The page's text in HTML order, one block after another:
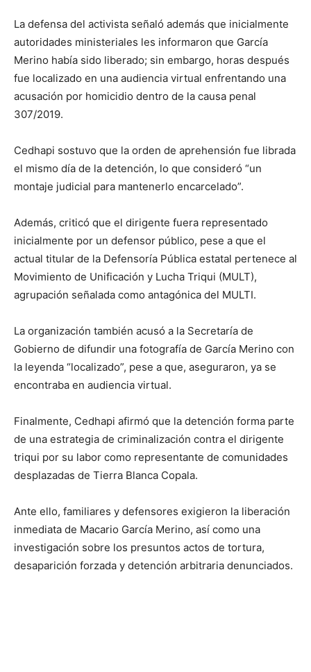
La defensa del activista señaló además que inicialmente
autoridades ministeriales les informaron que García
Merino había sido liberado; sin embargo, horas después
fue localizado en una audiencia virtual enfrentando una
acusación por homicidio dentro de la causa penal
307/2019.
Cedhapi sostuvo que la orden de aprehensión fue librada
el mismo día de la detención, lo que consideró “un
montaje judicial para mantenerlo encarcelado”.
Además, criticó que el dirigente fuera representado
inicialmente por un defensor público, pese a que el
actual titular de la Defensoría Pública estatal pertenece al
Movimiento de Unificación y Lucha Triqui (MULT),
agrupación señalada como antagónica del MULTI.
La organización también acusó a la Secretaría de
Gobierno de difundir una fotografía de García Merino con
la leyenda “localizado”, pese a que, aseguraron, ya se
encontraba en audiencia virtual.
Finalmente, Cedhapi afirmó que la detención forma parte
de una estrategia de criminalización contra el dirigente
triqui por su labor como representante de comunidades
desplazadas de Tierra Blanca Copala.
Ante ello, familiares y defensores exigieron la liberación
inmediata de Macario García Merino, así como una
investigación sobre los presuntos actos de tortura,
desaparición forzada y detención arbitraria denunciados.